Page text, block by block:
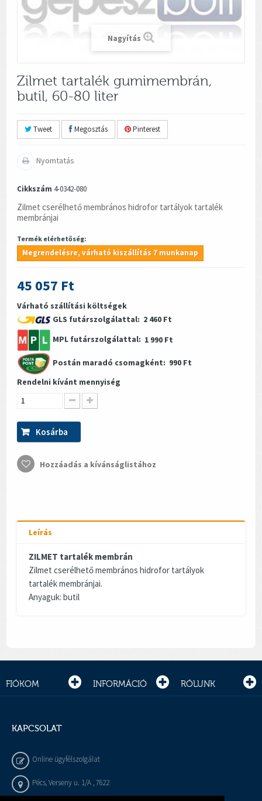
Nagyítás
Zilmet tartalék gumimembrán,
butil, 60-80 liter
Tweet Megosztás Pinterest
Nyomtatás
Cikkszám 4-0342-080
Zilmet cserélhető membrános hidrofor tartályok tartalék
membránjai
Termék elérhetőség:
Megrendelésre, várható kiszállítás 7 munkanap
45 057 Ft
Várható szállítási költségek
GLS futárszolgálattal: 2 460 Ft
MPL futárszolgálattal: 1 990 Ft
Postán maradó csomagként: 990 Ft
Rendelni kívánt mennyiség
Kosárba
Hozzáadás a kívánságlistához
Leírás
ZILMET tartalék membrán
Zilmet cserélhető membrános hidrofor tartályok
tartalék membránjai.
Anyaguk: butil
FIÓKOM INFORMÁCIÓ RÓLUNK
KAPCSOLAT
Online ügyfélszolgálat
Pécs, Verseny u. 1/A , 7622